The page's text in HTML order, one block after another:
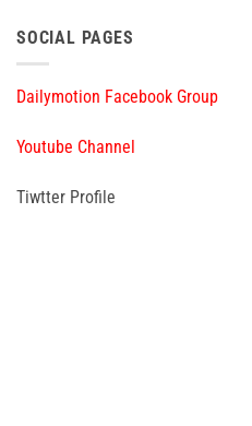
SOCIAL PAGES
Dailymotion Facebook Group
Youtube Channel
Tiwtter Profile